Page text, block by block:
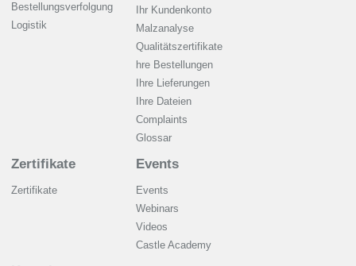
Bestellungsverfolgung
Logistik
Ihr Kundenkonto
Malzanalyse
Qualitätszertifikate
hre Bestellungen
Ihre Lieferungen
Ihre Dateien
Complaints
Glossar
Zertifikate
Zertifikate
Events
Events
Webinars
Videos
Castle Academy